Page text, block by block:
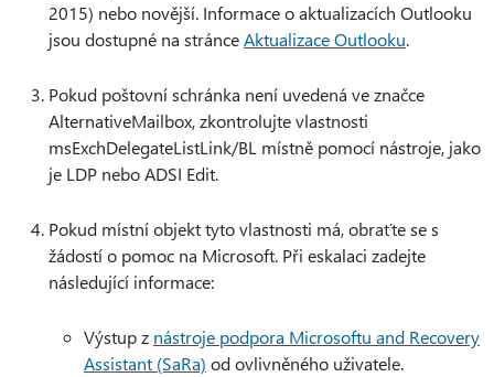
2015) nebo novější. Informace o aktualizacích Outlooku
jsou dostupné na stránceAktualizace Outlooku.
Pokud poštovní schránka není uvedená ve značce
AlternativeMailbox, zkontrolujte vlastnosti
msExchDelegateListLink/BL místně pomocí nástroje, jako
je LDP nebo ADSI Edit.
Pokud místní objekt tyto vlastnosti má, obraťte se s
žádostí o pomoc na Microsoft. Při eskalaci zadejte
následující informace:
Výstup z nástroje podpora Microsoftu and Recovery
Assistant (SaRa) od ovlivněného uživatele.